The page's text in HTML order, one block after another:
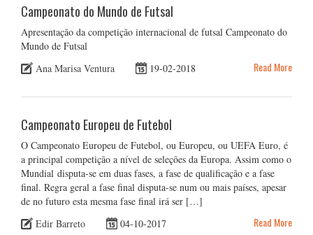
Campeonato do Mundo de Futsal
Apresentação da competição internacional de futsal Campeonato do
Mundo de Futsal
Ana Marisa Ventura
19-02-2018 Read More
Campeonato Europeu de Futebol
O Campeonato Europeu de Futebol, ou Europeu, ou UEFA Euro, é
a principal competição a nível de seleções da Europa. Assim como o
Mundial disputa-se em duas fases, a fase de qualificação e a fase
final. Regra geral a fase final disputa-se num ou mais países, apesar
de no futuro esta mesma fase final irá ser […]
Edir Barreto
04-10-2017 Read More